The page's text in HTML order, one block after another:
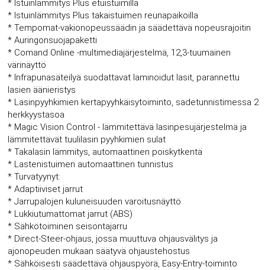
* Istuinlämmitys Plus etuistuimilla
* Istuinlämmitys Plus takaistuimen reunapaikoilla
* Tempomat-vakionopeussäädin ja säädettävä nopeusrajoitin
* Auringonsuojapaketti
* Comand Online -multimediajärjestelmä, 12,3-tuumainen
värinäyttö
* Infrapunasäteilyä suodattavat laminoidut lasit, parannettu
lasien äänieristys
* Lasinpyyhkimien kertapyyhkäisytoiminto, sadetunnistimessa 2
herkkyystasoa
* Magic Vision Control - lämmitettävä lasinpesujärjestelmä ja
lämmitettävät tuulilasin pyyhkimien sulat
* Takalasin lämmitys, automaattinen poiskytkentä
* Lastenistuimen automaattinen tunnistus
* Turvatyynyt:
* Adaptiiviset jarrut
* Jarrupalojen kuluneisuuden varoitusnäyttö
* Lukkiutumattomat jarrut (ABS)
* Sähkötoiminen seisontajarru
* Direct-Steer-ohjaus, jossa muuttuva ohjausvälitys ja
ajonopeuden mukaan säätyvä ohjaustehostus
* Sähköisesti säädettävä ohjauspyörä, Easy-Entry-toiminto